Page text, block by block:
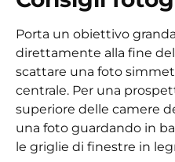
Porta un obiettivo
direttamente alla fine
scattare una foto
centrale. Per una
superiore delle camere
una foto guardando in
le griglie di finestre in